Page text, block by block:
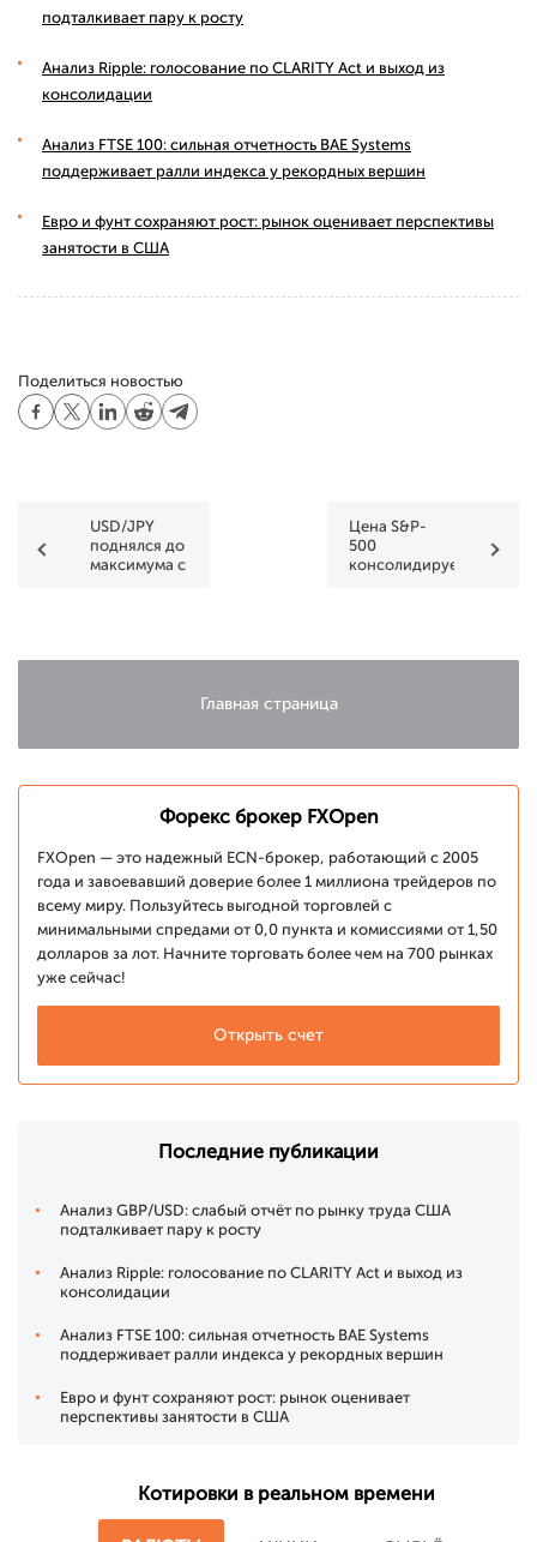
подталкивает пару к росту
Анализ Ripple: голосование по CLARITY Act и выход из
консолидации
Анализ FTSE 100: сильная отчетность BAE Systems
поддерживает ралли индекса у рекордных вершин
Евро и фунт сохраняют рост: рынок оценивает перспективы
занятости в США
Поделиться новостью
USD/JPY
поднялся до
максимума с
Цена S&P-
500
консолидируется
Главная страница
Форекс брокер FXOpen
FXOpen — это надежный ECN-брокер, работающий с 2005
года и завоевавший доверие более 1 миллиона трейдеров по
всему миру. Пользуйтесь выгодной торговлей с
минимальными спредами от 0,0 пункта и комиссиями от 1,50
долларов за лот. Начните торговать более чем на 700 рынках
уже сейчас!
Открыть счет
Последние публикации
Анализ GBP/USD: слабый отчёт по рынку труда США
подталкивает пару к росту
Анализ Ripple: голосование по CLARITY Act и выход из
консолидации
Анализ FTSE 100: сильная отчетность BAE Systems
поддерживает ралли индекса у рекордных вершин
Евро и фунт сохраняют рост: рынок оценивает
перспективы занятости в США
Котировки в реальном времени